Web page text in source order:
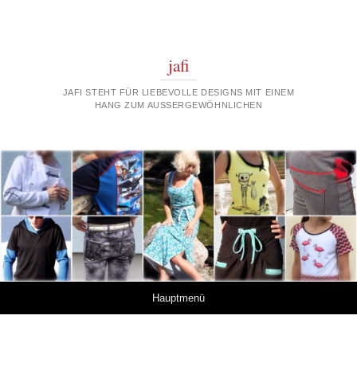
jafi
JAFI STEHT FÜR LIEBEVOLLE DESIGNS MIT EINEM
HANG ZUM AUSSERGEWÖHNLICHEN
Hauptmenü